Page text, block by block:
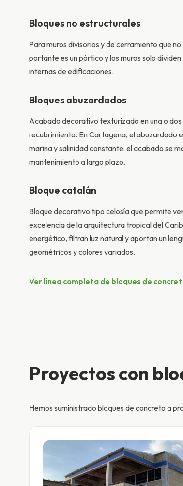
Bloques no estructurales
Para muros divisorios y de cerramiento que
portante es un pórtico y los muros solo
internas de edificaciones.
Bloques abuzardados
Acabado decorativo texturizado en una o
recubrimiento. En Cartagena, el abuzardado
marina y salinidad constante: el acabado se
mantenimiento a largo plazo.
Bloque catalán
Bloque decorativo tipo celosía que permite
excelencia de la arquitectura tropical del
energético, filtran luz natural y aportan un
geométricos y colores variados.
Ver línea completa de bloques de
Proyectos con
Hemos suministrado bloques de concreto a